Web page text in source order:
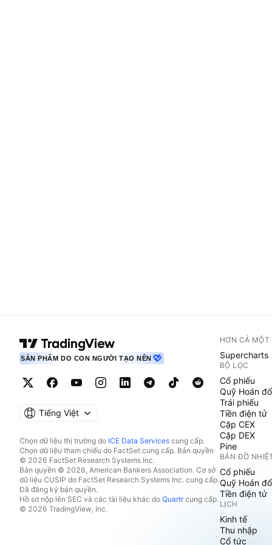
SẢN PHẨM DO CON NGƯỜI TẠO NÊN
Tiếng Việt
Chọn dữ liệu thị trường do ICE Data Services cung cấp.
Chọn dữ liệu tham chiếu do FactSet cung cấp. Bản quyền
© 2026 FactSet Research Systems Inc.
Bản quyền © 2026, American Bankers Association. Cơ sở
dữ liệu CUSIP do FactSet Research Systems Inc. cung cấp.
Đã đăng ký bản quyền.
Hồ sơ nộp lên SEC và các tài liệu khác do Quartrcung cấp.
© 2026 TradingView, Inc.
HƠN CẢ
Supercharts
BỘ LỌC
Cổ phiếu
Quỹ Hoán
Trái phiếu
Tiền điện tử
Cặp CEX
Cặp DEX
Pine
BẢN ĐỒ
Cổ phiếu
Quỹ Hoán
Tiền điện tử
LỊCH
Kinh tế
Thu nhập
Cổ tức